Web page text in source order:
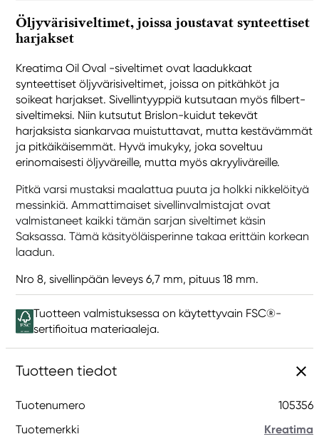
Öljyvärisiveltimet, joissa joustavat synteettiset
harjakset
Kreatima Oil Oval -siveltimet ovat laadukkaat
synteettiset öljyvärisiveltimet, joissa on pitkähköt ja
soikeat harjakset. Sivellintyyppiä kutsutaan myös filbert-
siveltimeksi. Niin kutsutut Brislon-kuidut tekevät
harjaksista siankarvaa muistuttavat, mutta kestävämmät
ja pitkäikäisemmät. Hyvä imukyky, joka soveltuu
erinomaisesti öljyväreille, mutta myös akryyliväreille.
Pitkä varsi mustaksi maalattua puuta ja holkki nikkelöityä
messinkiä. Ammattimaiset sivellinvalmistajat ovat
valmistaneet kaikki tämän sarjan siveltimet käsin
Saksassa. Tämä käsityöläisperinne takaa erittäin korkean
laadun.
Nro 8, sivellinpään leveys 6,7 mm, pituus 18 mm.
Tuotteen valmistuksessa on käytettyvain FSC®-
sertifioitua materiaaleja.
Tuotteen tiedot
Tuotenumero
105356
Tuotemerkki
Kreatima